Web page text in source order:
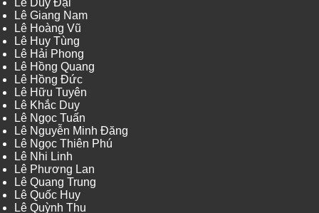
Lê Giang Nam
Lê Hoàng Vũ
Lê Huy Tùng
Lê Hải Phong
Lê Hồng Quang
Lê Hồng Đức
Lê Hữu Tuyên
Lê Khắc Duy
Lê Ngọc Tuấn
Lê Nguyễn Minh Đăng
Lê Ngọc Thiên Phú
Lê Nhi Linh
Lê Phương Lan
Lê Quang Trung
Lê Quốc Huy
Lê Quỳnh Thu